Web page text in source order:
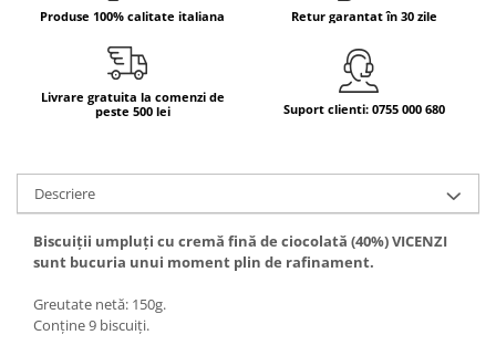
Panettone cozonac italian,
Pandoro si Balocco
Produse de panificatie
Produse de patiserie
Produse 100% calitate italiana Retur garantat în 30 zile
Livrare gratuita la comenzi de
peste 500 lei
Suport clienti: 0755 000 680
Descriere
Biscuiții umpluți cu cremă fină de ciocolată (40%) VICENZI
sunt bucuria unui moment plin de rafinament.
Greutate netă: 150g.
Conține 9 biscuiți.